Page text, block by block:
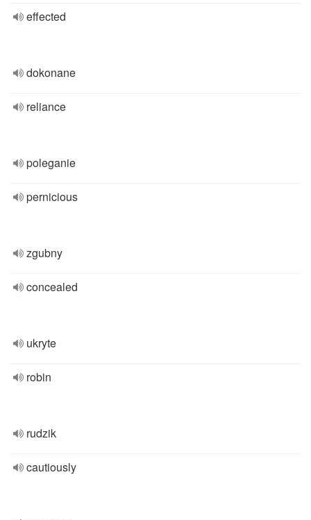
effected
dokonane
reliance
poleganie
pernicious
zgubny
concealed
ukryte
robin
rudzik
cautiously